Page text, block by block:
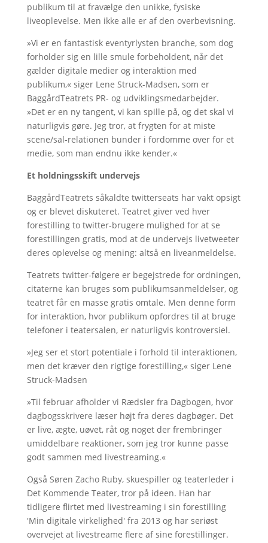
publikum til at fravælge den unikke, fysiske
liveoplevelse. Men ikke alle er af den overbevisning.
»Vi er en fantastisk eventyrlysten branche, som dog
forholder sig en lille smule forbeholdent, når det
gælder digitale medier og interaktion med
publikum,« siger Lene Struck-Madsen, som er
BaggårdTeatrets PR- og udviklingsmedarbejder.
»Det er en ny tangent, vi kan spille på, og det skal vi
naturligvis gøre. Jeg tror, at frygten for at miste
scene/sal-relationen bunder i fordomme over for et
medie, som man endnu ikke kender.«
Et holdningsskift undervejs
BaggårdTeatrets såkaldte twitterseats har vakt opsigt
og er blevet diskuteret. Teatret giver ved hver
forestilling to twitter-brugere mulighed for at se
forestillingen gratis, mod at de undervejs livetweeter
deres oplevelse og mening: altså en liveanmeldelse.
Teatrets twitter-følgere er begejstrede for ordningen,
citaterne kan bruges som publikumsanmeldelser, og
teatret får en masse gratis omtale. Men denne form
for interaktion, hvor publikum opfordres til at bruge
telefoner i teatersalen, er naturligvis kontroversiel.
»Jeg ser et stort potentiale i forhold til interaktionen,
men det kræver den rigtige forestilling,« siger Lene
Struck-Madsen
»Til februar afholder vi Rædsler fra Dagbogen, hvor
dagbogsskrivere læser højt fra deres dagbøger. Det
er live, ægte, uøvet, råt og noget der frembringer
umiddelbare reaktioner, som jeg tror kunne passe
godt sammen med livestreaming.«
Også Søren Zacho Ruby, skuespiller og teaterleder i
Det Kommende Teater, tror på ideen. Han har
tidligere flirtet med livestreaming i sin forestilling
'Min digitale virkelighed' fra 2013 og har seriøst
overvejet at livestreame flere af sine forestillinger.